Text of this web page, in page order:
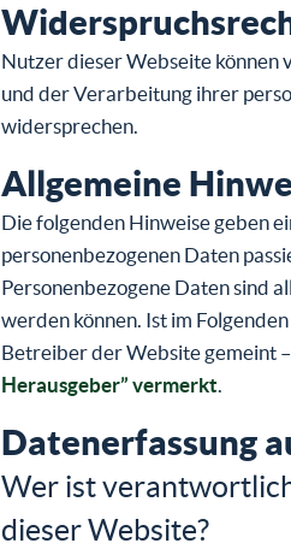
Nutzer dieser Webseite können
und der Verarbeitung ihrer
widersprechen.
Allgemeine
Die folgenden Hinweise geben
personenbezogenen Daten
Personenbezogene Daten sind
werden können. Ist im
Betreiber der Website gemeint –
Herausgeber” vermerkt.
Datenerfassung
Wer ist
dieser Website?